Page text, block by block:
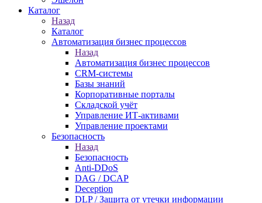
Каталог
Назад
Каталог
Автоматизация бизнес процессов
Назад
Автоматизация бизнес процессов
CRM-системы
Базы знаний
Корпоративные порталы
Складской учёт
Управление ИТ-активами
Управление проектами
Безопасность
Назад
Безопасность
Anti-DDoS
DAG / DCAP
Deception
DLP / Защита от утечки информации